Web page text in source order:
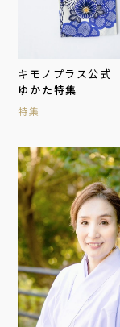
キモノプラス公式
ゆかた特集
特集